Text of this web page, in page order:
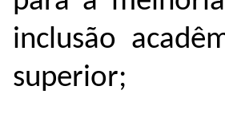
inclusão
superior;